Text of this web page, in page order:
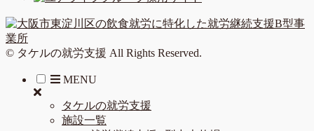
© タケルの就労支援 All Rights Reserved.
MENU
タケルの就労支援
施設一覧